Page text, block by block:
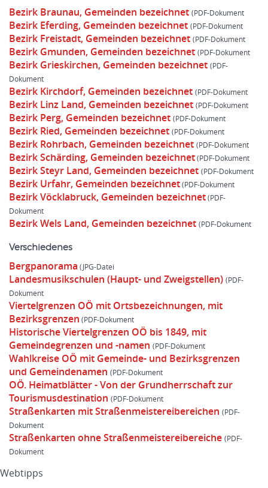
Bezirk Braunau, Gemeinden bezeichnet
Bezirk Eferding, Gemeinden bezeichnet
Bezirk Freistadt, Gemeinden bezeichnet
Bezirk Gmunden, Gemeinden bezeichnet
Bezirk Grieskirchen, Gemeinden bezeichnet
Bezirk Kirchdorf, Gemeinden bezeichnet
Bezirk Linz Land, Gemeinden bezeichnet
Bezirk Perg, Gemeinden bezeichnet
Bezirk Ried, Gemeinden bezeichnet
Bezirk Rohrbach, Gemeinden bezeichnet
Bezirk Schärding, Gemeinden bezeichnet
Bezirk Steyr Land, Gemeinden bezeichnet
Bezirk Urfahr, Gemeinden bezeichnet
Bezirk Vöcklabruck, Gemeinden bezeichnet
Bezirk Wels Land, Gemeinden bezeichnet
Verschiedenes
Bergpanorama
Landesmusikschulen (Haupt- und Zweigstellen)
Viertelgrenzen OÖ mit Ortsbezeichnungen, mit
Bezirksgrenzen
Historische Viertelgrenzen OÖ bis 1849, mit
Gemeindegrenzen und -namen
Wahlkreise OÖ mit Gemeinde- und Bezirksgrenzen
und Gemeindenamen
OÖ. Heimatblätter - Von der Grundherrschaft zur
Tourismusdestination
Straßenkarten mit Straßenmeistereibereichen
Straßenkarten ohne Straßenmeistereibereiche
Webtipps